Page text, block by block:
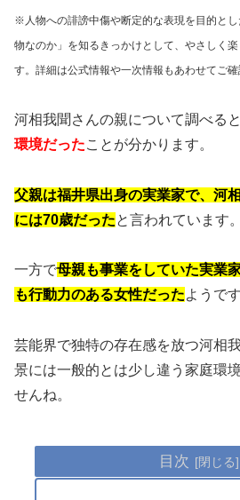
※人物への誹謗中傷や断定的な表現を目的と
物なのか」を知るきっかけとして、やさしく
す。詳細は公式情報や一次情報もあわせてご確
河相我聞さんの親について調べる
環境だったことが分かります。
父親は福井県出身の実業家で、河
には70歳だったと言われています。
一方で母親も事業をしていた実業
も行動力のある女性だったようです
芸能界で独特の存在感を放つ河相
景には一般的とは少し違う家庭環
せんね。
目次